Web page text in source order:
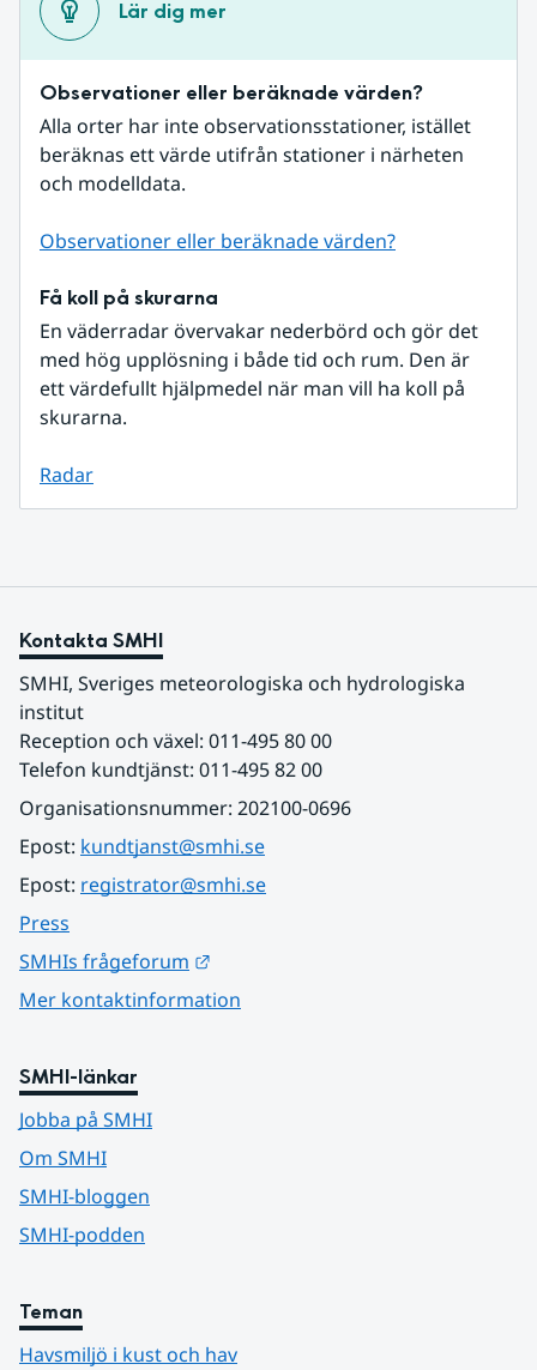
Lär dig mer
Observationer eller beräknade värden?
Alla orter har inte observationsstationer, istället
beräknas ett värde utifrån stationer i närheten
och modelldata.
Observationer eller beräknade värden?
Få koll på skurarna
En väderradar övervakar nederbörd och gör det
med hög upplösning i både tid och rum. Den är
ett värdefullt hjälpmedel när man vill ha koll på
skurarna.
Radar
Kontakta SMHI
SMHI, Sveriges meteorologiska och hydrologiska
institut
Reception och växel: 011-495 80 00
Telefon kundtjänst: 011-495 82 00
Organisationsnummer: 202100-0696
Epost: kundtjanst@smhi.se
Epost: registrator@smhi.se
Press
SMHIs frågeforum
Mer kontaktinformation
SMHI-länkar
Jobba på SMHI
Om SMHI
SMHI-bloggen
SMHI-podden
Teman
Havsmiljö i kust och hav